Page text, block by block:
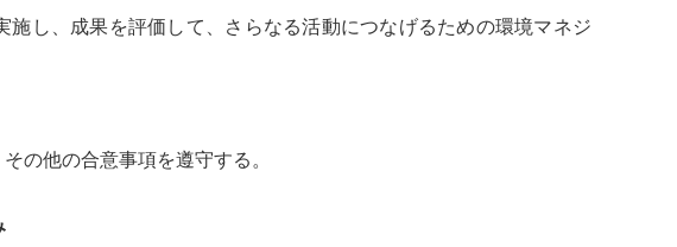
し、成果を評価して、さらなる活動につなげるための環境マネジ
の他の合意事項を遵守する。